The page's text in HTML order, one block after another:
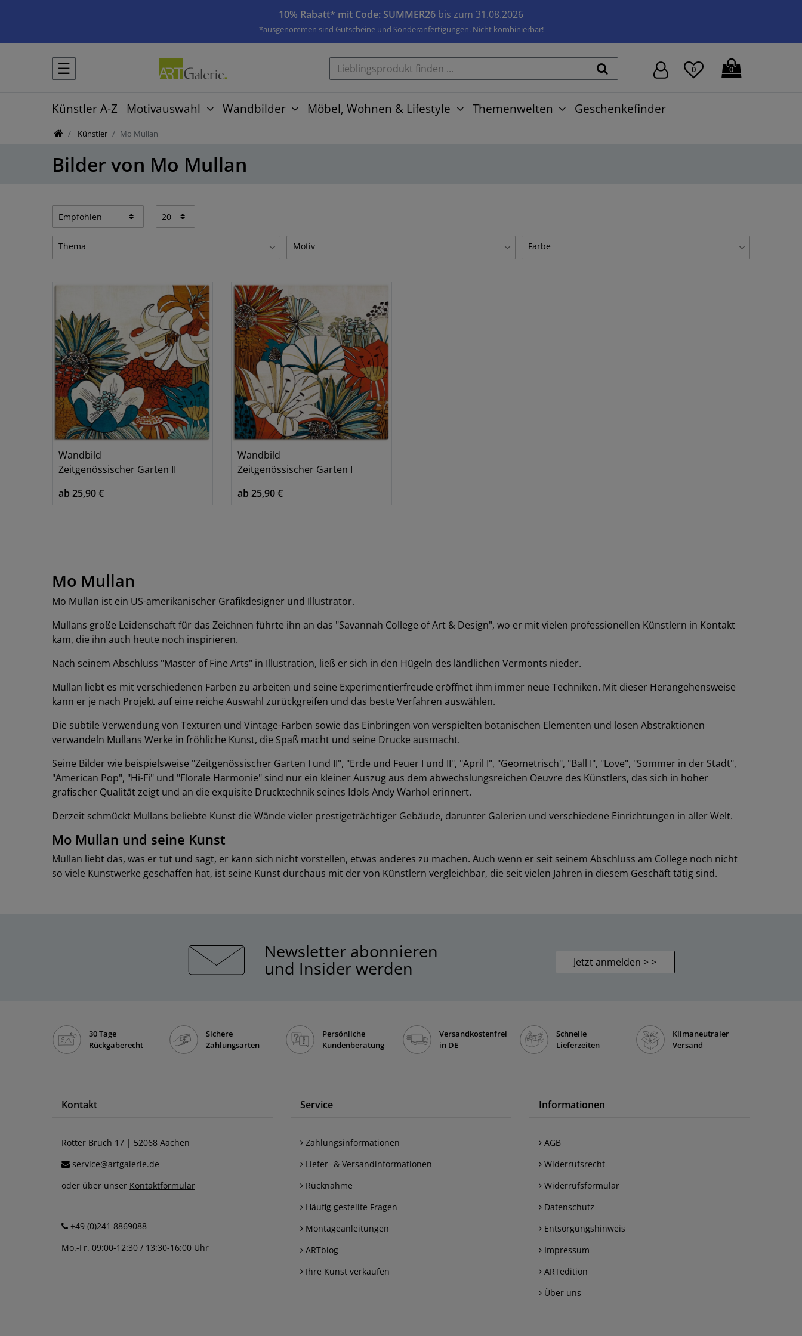
10% Rabatt* mit Code: SUMMER26 bis zum 31.08.2026
*ausgenommen sind Gutscheine und Sonderanfertigungen. Nicht kombinierbar!
☰ 0 0
Künstler A-Z Motivauswahl Wandbilder Möbel, Wohnen & Lifestyle Themenwelten Geschenkefinder
Künstler Mo Mullan
Bilder von Mo Mullan
Thema
Motiv
Farbe
Wandbild
Zeitgenössischer Garten II
ab 25,90 €
Wandbild
Zeitgenössischer Garten I
ab 25,90 €
Mo Mullan
Mo Mullan ist ein US-amerikanischer Grafikdesigner und Illustrator.
Mullans große Leidenschaft für das Zeichnen führte ihn an das "Savannah College of Art & Design", wo er mit vielen professionellen Künstlern in Kontakt
kam, die ihn auch heute noch inspirieren.
Nach seinem Abschluss "Master of Fine Arts" in Illustration, ließ er sich in den Hügeln des ländlichen Vermonts nieder.
Mullan liebt es mit verschiedenen Farben zu arbeiten und seine Experimentierfreude eröffnet ihm immer neue Techniken. Mit dieser Herangehensweise
kann er je nach Projekt auf eine reiche Auswahl zurückgreifen und das beste Verfahren auswählen.
Die subtile Verwendung von Texturen und Vintage-Farben sowie das Einbringen von verspielten botanischen Elementen und losen Abstraktionen
verwandeln Mullans Werke in fröhliche Kunst, die Spaß macht und seine Drucke ausmacht.
Seine Bilder wie beispielsweise "Zeitgenössischer Garten I und II", "Erde und Feuer I und II", "April I", "Geometrisch", "Ball I", "Love", "Sommer in der Stadt",
"American Pop", "Hi-Fi" und "Florale Harmonie" sind nur ein kleiner Auszug aus dem abwechslungsreichen Oeuvre des Künstlers, das sich in hoher
grafischer Qualität zeigt und an die exquisite Drucktechnik seines Idols Andy Warhol erinnert.
Derzeit schmückt Mullans beliebte Kunst die Wände vieler prestigeträchtiger Gebäude, darunter Galerien und verschiedene Einrichtungen in aller Welt.
Mo Mullan und seine Kunst
Mullan liebt das, was er tut und sagt, er kann sich nicht vorstellen, etwas anderes zu machen. Auch wenn er seit seinem Abschluss am College noch nicht
so viele Kunstwerke geschaffen hat, ist seine Kunst durchaus mit der von Künstlern vergleichbar, die seit vielen Jahren in diesem Geschäft tätig sind.
Newsletter abonnieren
und Insider werden Jetzt anmelden > >
30 Tage
Rückgaberecht
Sichere
Zahlungsarten
Persönliche
Kundenberatung
Versandkostenfrei
in DE
Schnelle
Lieferzeiten
Klimaneutraler
Versand
Kontakt
Rotter Bruch 17 | 52068 Aachen
service@artgalerie.de
oder über unser Kontaktformular
+49 (0)241 8869088
Mo.-Fr. 09:00-12:30 / 13:30-16:00 Uhr
Service
Zahlungsinformationen
Liefer- & Versandinformationen
Rücknahme
Häufig gestellte Fragen
Montageanleitungen
ARTblog
Ihre Kunst verkaufen
Informationen
AGB
Widerrufsrecht
Widerrufsformular
Datenschutz
Entsorgungshinweis
Impressum
ARTedition
Über uns